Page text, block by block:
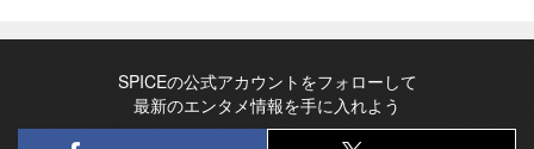
SPICEの公式アカウントをフォローして
最新のエンタメ情報を手に入れよう